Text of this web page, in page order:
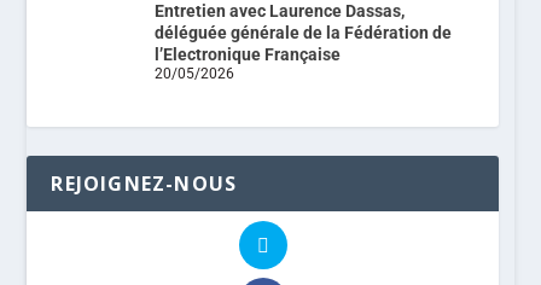
Entretien avec Laurence Dassas,
déléguée générale de la Fédération de
l’Electronique Française
20/05/2026
REJOIGNEZ-NOUS